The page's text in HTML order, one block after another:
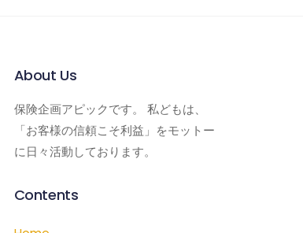
About Us
保険企画アピックです。 私どもは、
「お客様の信頼こそ利益」をモットー
に日々活動しております。
Contents